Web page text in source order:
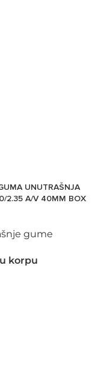
UNUTRAŠNJA
2.35 A/V 40MM BOX
gume
korpu